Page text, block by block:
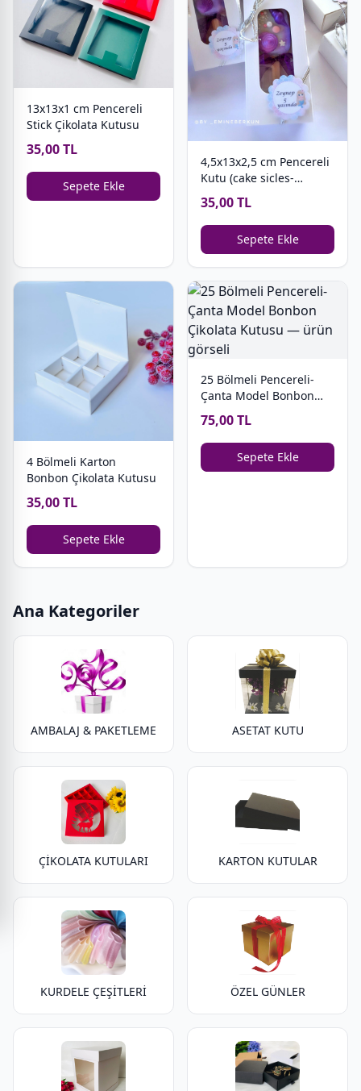
13x13x1 cm Pencereli
Stick Çikolata Kutusu
35,00 TL
Sepete Ekle
4,5x13x2,5 cm Pencereli
Kutu (cake sicles-
magnum cakes)
35,00 TL
Sepete Ekle
4 Bölmeli Karton
Bonbon Çikolata Kutusu
35,00 TL
Sepete Ekle
25 Bölmeli Pencereli-
Çanta Model Bonbon
Çikolata Kutusu
75,00 TL
Sepete Ekle
Ana Kategoriler
AMBALAJ & PAKETLEME ASETAT KUTU
ÇİKOLATA KUTULARI KARTON KUTULAR
KURDELE ÇEŞİTLERİ ÖZEL GÜNLER